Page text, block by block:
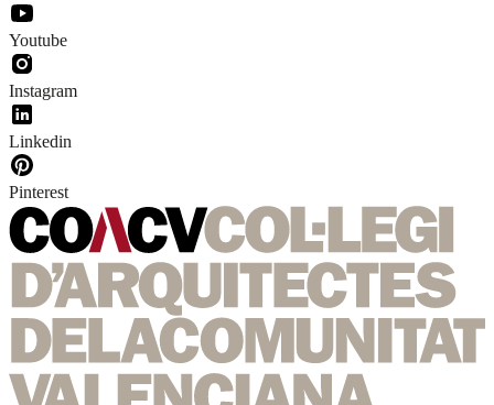
Youtube
Instagram
Linkedin
Pinterest